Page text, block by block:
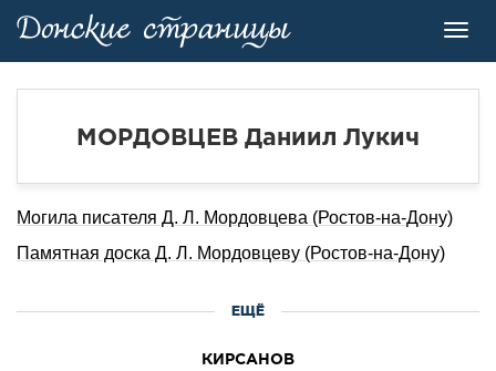
МОРДОВЦЕВ Даниил Лукич
Могила писателя Д. Л. Мордовцева (Ростов-на-Дону)
Памятная доска Д. Л. Мордовцеву (Ростов-на-Дону)
ЕЩЁ
КИРСАНОВ